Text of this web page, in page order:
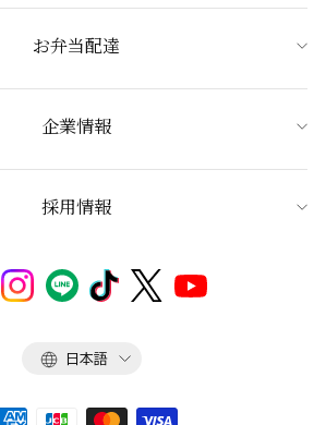
お弁当配達
企業情報
採用情報
言
日本語